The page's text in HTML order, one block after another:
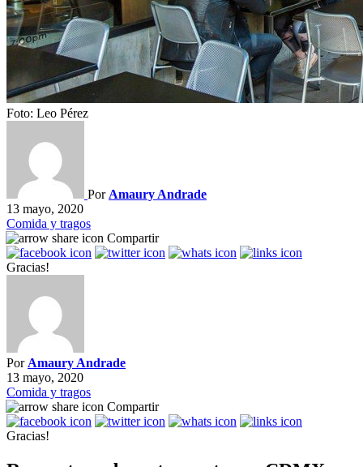
Foto: Leo Pérez
Por Amaury Andrade
13 mayo, 2020
Comida y tragos
Compartir
Gracias!
Por Amaury Andrade
13 mayo, 2020
Comida y tragos
Compartir
Gracias!